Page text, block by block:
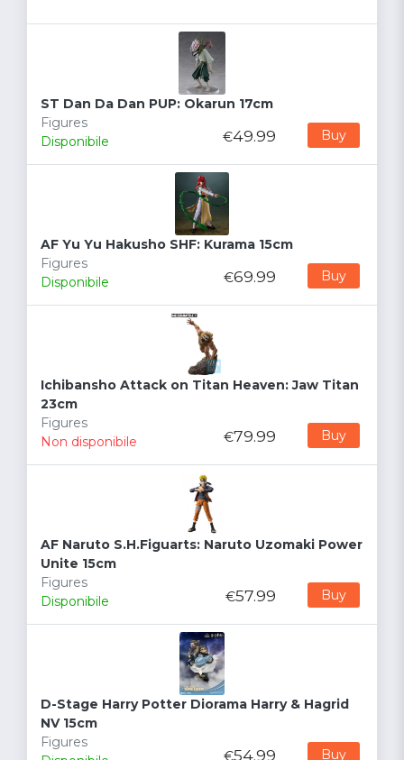
ST Dan Da Dan PUP: Okarun 17cm
Figures
Disponibile
€49.99 Buy
AF Yu Yu Hakusho SHF: Kurama 15cm
Figures
Disponibile
€69.99 Buy
Ichibansho Attack on Titan Heaven: Jaw Titan
23cm
Figures
Non disponibile
€79.99 Buy
AF Naruto S.H.Figuarts: Naruto Uzomaki Power
Unite 15cm
Figures
Disponibile
€57.99 Buy
D-Stage Harry Potter Diorama Harry & Hagrid
NV 15cm
Figures
€54.99 Buy